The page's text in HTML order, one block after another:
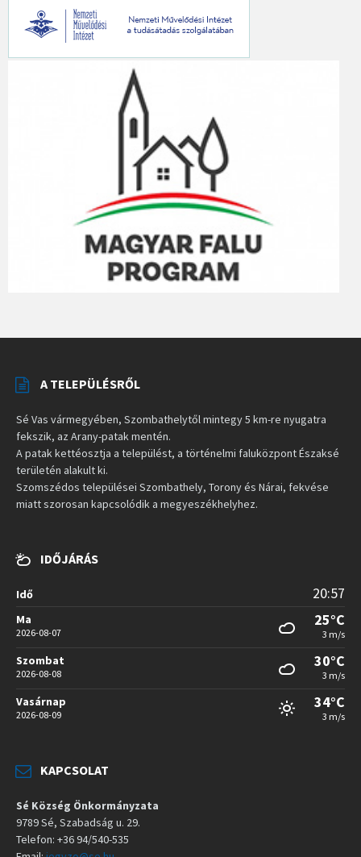
A TELEPÜLÉSRŐL
Sé Vas vármegyében, Szombathelytől mintegy 5 km-re nyugatra
fekszik, az Arany-patak mentén.
A patak kettéosztja a települést, a történelmi faluközpont Északsé
területén alakult ki.
Szomszédos települései Szombathely, Torony és Nárai, fekvése
miatt szorosan kapcsolódik a megyeszékhelyhez.
IDŐJÁRÁS
Idő 20:57
Ma
2026-08-07
25°C
3 m/s
Szombat
2026-08-08
30°C
3 m/s
Vasárnap
2026-08-09
34°C
3 m/s
KAPCSOLAT
Sé Község Önkormányzata
9789 Sé, Szabadság u. 29.
Telefon: +36 94/540-535